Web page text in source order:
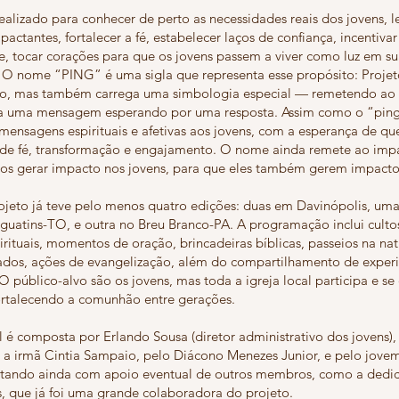
para conhecer de perto as necessidades reais dos jovens,
fortalecer a fé, estabelecer laços de confiança,
tocar corações para que os jovens passem a viver como luz em
O nome “PING” é uma sigla que representa esse propósito:
mas também carrega uma simbologia especial — remetendo
uma mensagem esperando por uma resposta. Assim como o
espirituais e afetivas aos jovens, com a esperança de
fé, transformação e engajamento. O nome ainda remete ao
gerar impacto nos jovens, para que eles também gerem
já teve pelo menos quatro edições: duas em Davinópolis,
TO, e outra no Breu Branco-PA. A programação inclui
momentos de oração, brincadeiras bíblicas, passeios na
ações de evangelização, além do compartilhamento de
público-alvo são os jovens, mas toda a igreja local participa e se
a comunhão entre gerações.
composta por Erlando Sousa (diretor administrativo dos jovens),
irmã Cintia Sampaio, pelo Diácono Menezes Junior, e pelo
ainda com apoio eventual de outros membros, como a
que já foi uma grande colaboradora do projeto.